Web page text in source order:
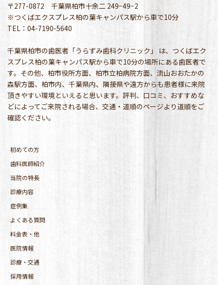
〒277-0872 千葉県柏市十余二 249−49−2
※つくばエクスプレス柏の葉キャンパス駅から車で10分
TEL：04-7190-5640
千葉県柏市の歯医者「うらずみ歯科クリニック」 は、つくばエク
スプレス柏の葉キャンパス駅から車で10分の場所にある歯医者で
す。その他、柏市役所方面、柏市立柏病院方面、流山おおたかの
森駅方面、柏市内、千葉県内、隣接県や遠方からも患者様に来院
頂きやすい環境といえると思います。評判、口コミ、おすすめな
どによってご来院される場合、交通・道順のページより道順をご
確認ください。
初めての方
歯科医師紹介
当院の特長
診療内容
症例集
よくある質問
料金表・他
医院情報
診療・交通
採用情報